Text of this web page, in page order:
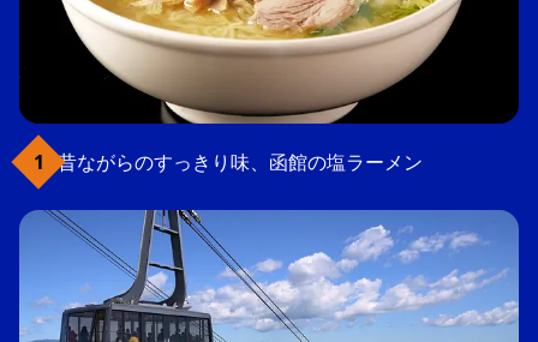
昔ながらのすっきり味、函館の塩ラーメン